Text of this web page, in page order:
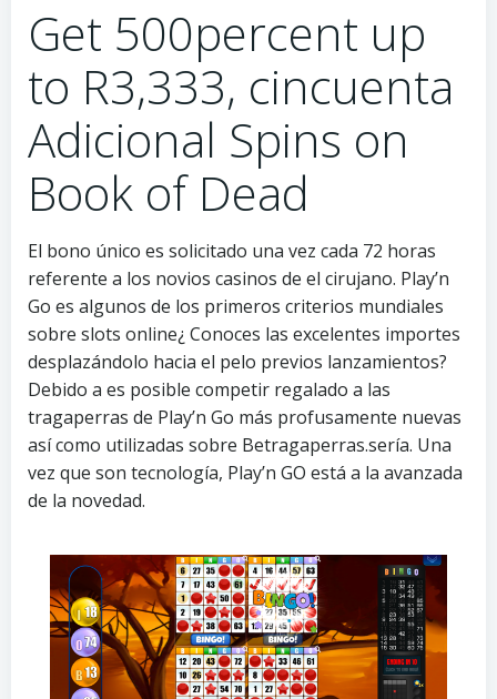
Get 500percent up
to R3,333, cincuenta
Adicional Spins on
Book of Dead
El bono único es solicitado una vez cada 72 horas
referente a los novios casinos de el cirujano. Play’n
Go es algunos de los primeros criterios mundiales
sobre slots online¿ Conoces las excelentes importes
desplazándolo hacia el pelo previos lanzamientos?
Debido a es posible competir regalado a las
tragaperras de Play’n Go más profusamente nuevas
así­ como utilizadas sobre Betragaperras.serí­a. Una
vez que son tecnología, Play’n GO está a la avanzada
de la novedad.